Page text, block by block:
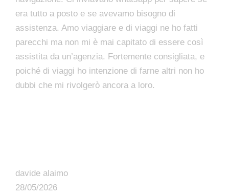
era tutto a posto e se avevamo bisogno di
assistenza. Amo viaggiare e di viaggi ne ho fatti
parecchi ma non mi è mai capitato di essere così
assistita da un’agenzia. Fortemente consigliata, e
poiché di viaggi ho intenzione di farne altri non ho
dubbi che mi rivolgerò ancora a loro.
davide alaimo
28/05/2026